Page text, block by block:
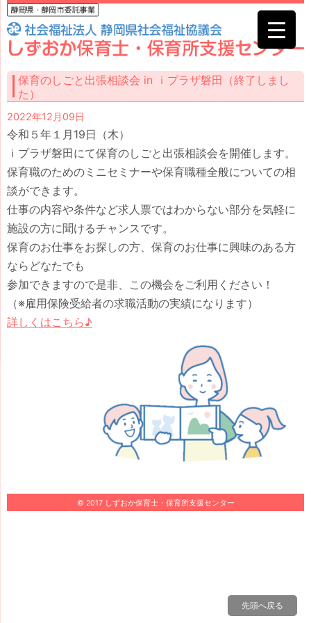
保育のしごと出張相談会 in ｉプラザ磐田（終了しまし
た）
2022年12月09日
令和５年１月19日（木）
ｉプラザ磐田にて保育のしごと出張相談会を開催します。
保育職のためのミニセミナーや保育職種全般についての相
談ができます。
仕事の内容や条件など求人票ではわからない部分を気軽に
施設の方に聞けるチャンスです。
保育のお仕事をお探しの方、保育のお仕事に興味のある方
ならどなたでも
参加できますので是非、この機会をご利用ください！
（※雇用保険受給者の求職活動の実績になります）
詳しくはこちら♪
先頭へ戻る
© 2017 しずおか保育士・保育所支援センター